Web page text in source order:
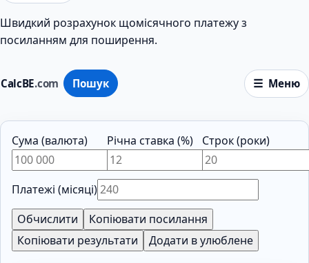
CalcBE.com Пошук Меню
Швидкий розрахунок щомісячного платежу з
посиланням для поширення.
Сума (валюта) Річна ставка (%) Строк (роки)
Платежі (місяці)
Обчислити
Копіювати посилання
Копіювати результати
Додати в улюблене